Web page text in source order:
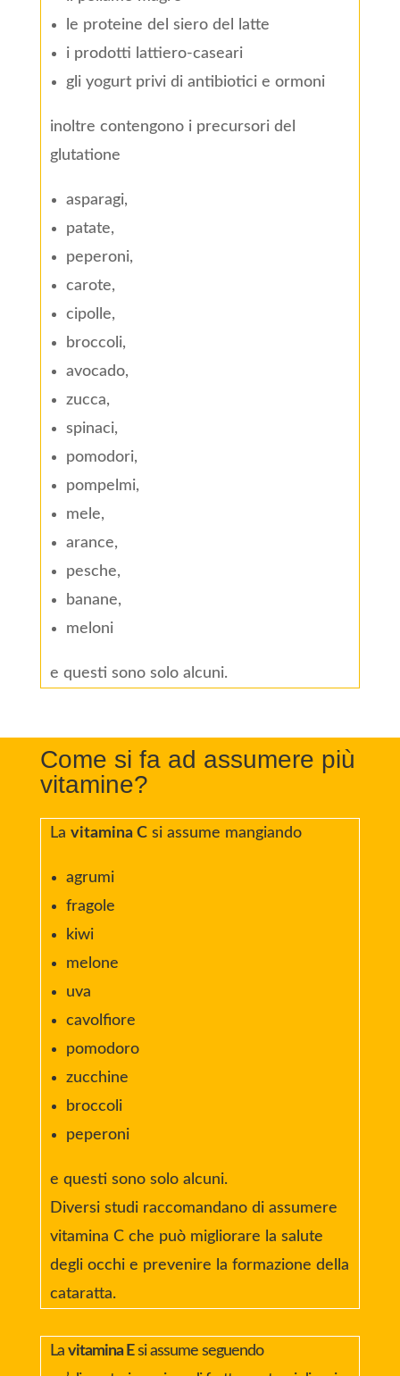
le proteine del siero del latte
i prodotti lattiero-caseari
gli yogurt privi di antibiotici e ormoni
inoltre contengono i precursori del
glutatione
asparagi,
patate,
peperoni,
carote,
cipolle,
broccoli,
avocado,
zucca,
spinaci,
pomodori,
pompelmi,
mele,
arance,
pesche,
banane,
meloni
e questi sono solo alcuni.
Come si fa ad assumere più
vitamine?
La vitamina Csi assume mangiando
agrumi
fragole
kiwi
melone
uva
cavolfiore
pomodoro
zucchine
broccoli
peperoni
e questi sono solo alcuni.
Diversi studi raccomandano di assumere
vitamina C che può migliorare la salute
degli occhi e prevenire la formazione della
cataratta.
La vitamina Esi assume seguendo